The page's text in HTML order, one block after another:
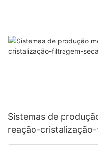
Sistemas de
reação-